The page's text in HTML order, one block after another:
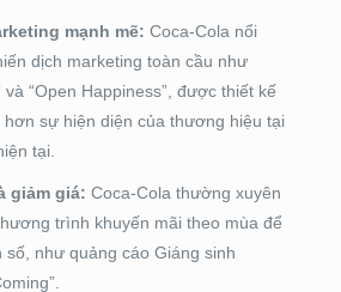
mạnh mẽ: Coca-Cola nổi
dịch marketing toàn cầu như
và “Open Happiness”, được thiết kế
hơn sự hiện diện của thương hiệu tại
tại.
giảm giá: Coca-Cola thường xuyên
trình khuyến mãi theo mùa để
số, như quảng cáo Giáng sinh